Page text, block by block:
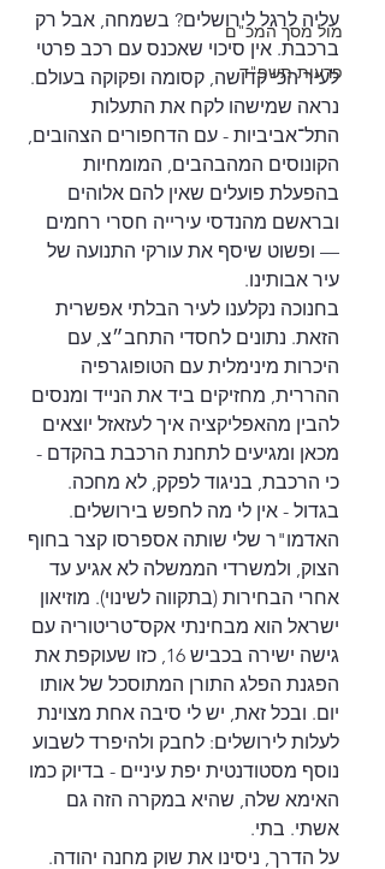
מול מסך המכ"ם
פרעות תשפ"ד
עליה לרגל לירושלים? בשמחה, אבל רק
ברכבת. אין סיכוי שאכנס עם רכב פרטי
לעיר הכי קדושה, קסומה ופקוקה בעולם.
נראה שמישהו לקח את התעלות
התל־אביביות - עם הדחפורים הצהובים,
הקונוסים המהבהבים, המומחיות
בהפעלת פועלים שאין להם אלוהים
ובראשם מהנדסי עירייה חסרי רחמים
— ופשוט שיסף את עורקי התנועה של
עיר אבותינו.
בחנוכה נקלענו לעיר הבלתי אפשרית
הזאת. נתונים לחסדי התחב״צ, עם
היכרות מינימלית עם הטופוגרפיה
ההררית, מחזיקים ביד את הנייד ומנסים
להבין מהאפליקציה איך לעזאזל יוצאים
מכאן ומגיעים לתחנת הרכבת בהקדם -
כי הרכבת, בניגוד לפקק, לא מחכה.
בגדול - אין לי מה לחפש בירושלים.
האדמו"ר שלי שותה אספרסו קצר בחוף
הצוק, ולמשרדי הממשלה לא אגיע עד
אחרי הבחירות (בתקווה לשינוי). מוזיאון
ישראל הוא מבחינתי אקס־טריטוריה עם
גישה ישירה בכביש 16, כזו שעוקפת את
הפגנת הפלג התורן המתוסכל של אותו
יום. ובכל זאת, יש לי סיבה אחת מצוינת
לעלות לירושלים: לחבק ולהיפרד לשבוע
נוסף מסטודנטית יפת עיניים - בדיוק כמו
האימא שלה, שהיא במקרה הזה גם
אשתי. בתי.
על הדרך, ניסינו את שוק מחנה יהודה.